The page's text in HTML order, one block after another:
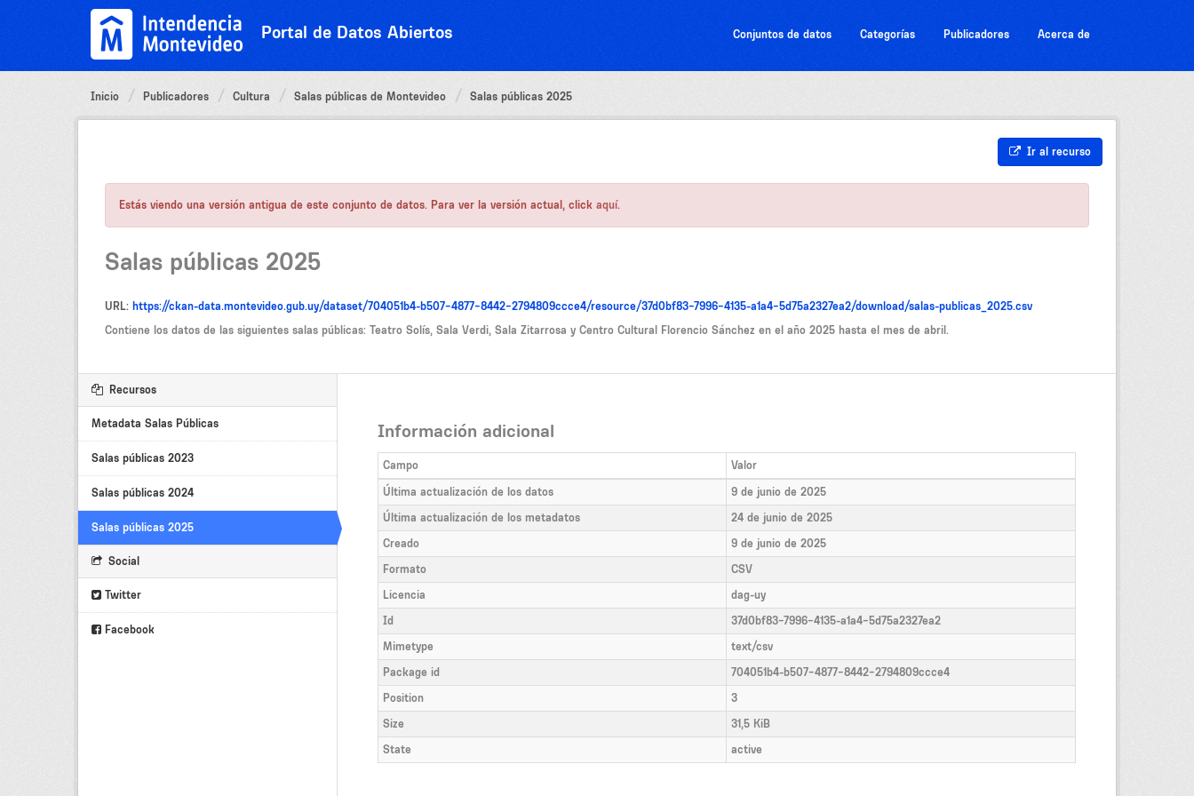
Portal de Datos Abiertos Conjuntos de datos Categorías Publicadores Acerca de
Inicio Publicadores Cultura Salas públicas de Montevideo Salas públicas 2025
Ir al recurso
Estás viendo una versión antigua de este conjunto de datos. Para ver la versión actual, click aquí.
Salas públicas 2025
URL: https://ckan-data.montevideo.gub.uy/dataset/704051b4-b507-4877-8442-2794809ccce4/resource/37d0bf83-7996-4135-a1a4-5d75a2327ea2/download/salas-publicas_2025.csv
Contiene los datos de las siguientes salas públicas: Teatro Solís, Sala Verdi, Sala Zitarrosa y Centro Cultural Florencio Sánchez en el año 2025 hasta el mes de abril.
Recursos
Metadata Salas Públicas
Salas públicas 2023
Salas públicas 2024
Salas públicas 2025
Social
Twitter
Facebook
Información adicional
Campo
Valor
Última actualización de los datos
9 de junio de 2025
Última actualización de los metadatos
24 de junio de 2025
Creado
9 de junio de 2025
Formato
CSV
Licencia
dag-uy
Id
37d0bf83-7996-4135-a1a4-5d75a2327ea2
Mimetype
text/csv
Package id
704051b4-b507-4877-8442-2794809ccce4
Position
3
Size
31,5 KiB
State
active